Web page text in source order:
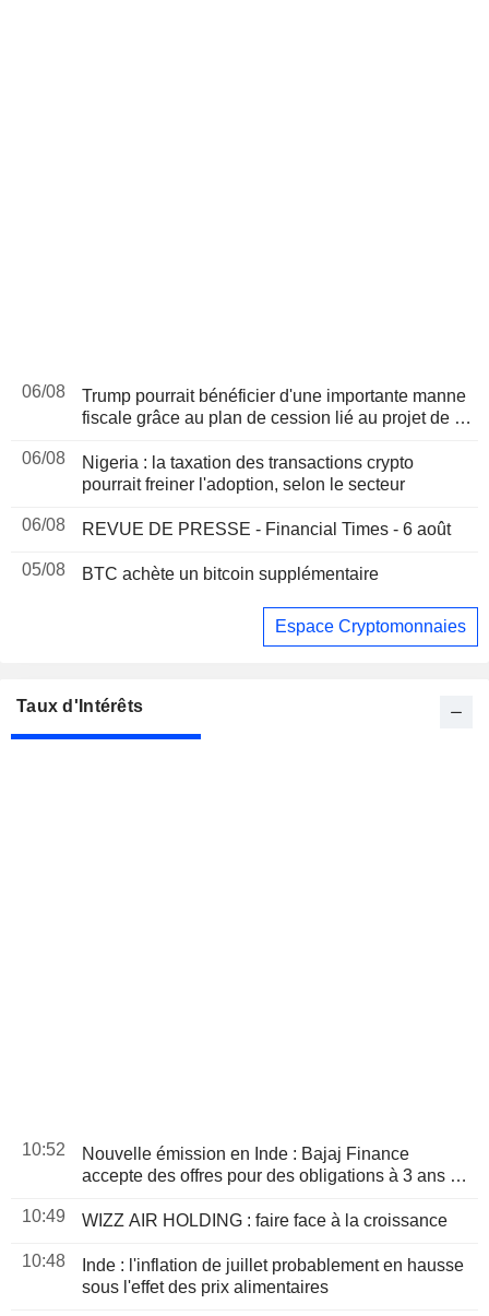
06/08
Trump pourrait bénéficier d'une importante manne
fiscale grâce au plan de cession lié au projet de loi
06/08
Nigeria : la taxation des transactions crypto
pourrait freiner l'adoption, selon le secteur
06/08 REVUE DE PRESSE - Financial Times - 6 août
05/08 BTC achète un bitcoin supplémentaire
Espace Cryptomonnaies
Taux d'Intérêts
10:52
Nouvelle émission en Inde : Bajaj Finance
accepte des offres pour des obligations à 3 ans et
10:49
WIZZ AIR HOLDING : faire face à la croissance
10:48
Inde : l'inflation de juillet probablement en hausse
sous l'effet des prix alimentaires